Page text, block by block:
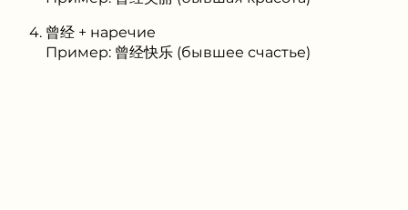
曾经 + наречие
Пример: 曾经快乐 (бывшее счастье)